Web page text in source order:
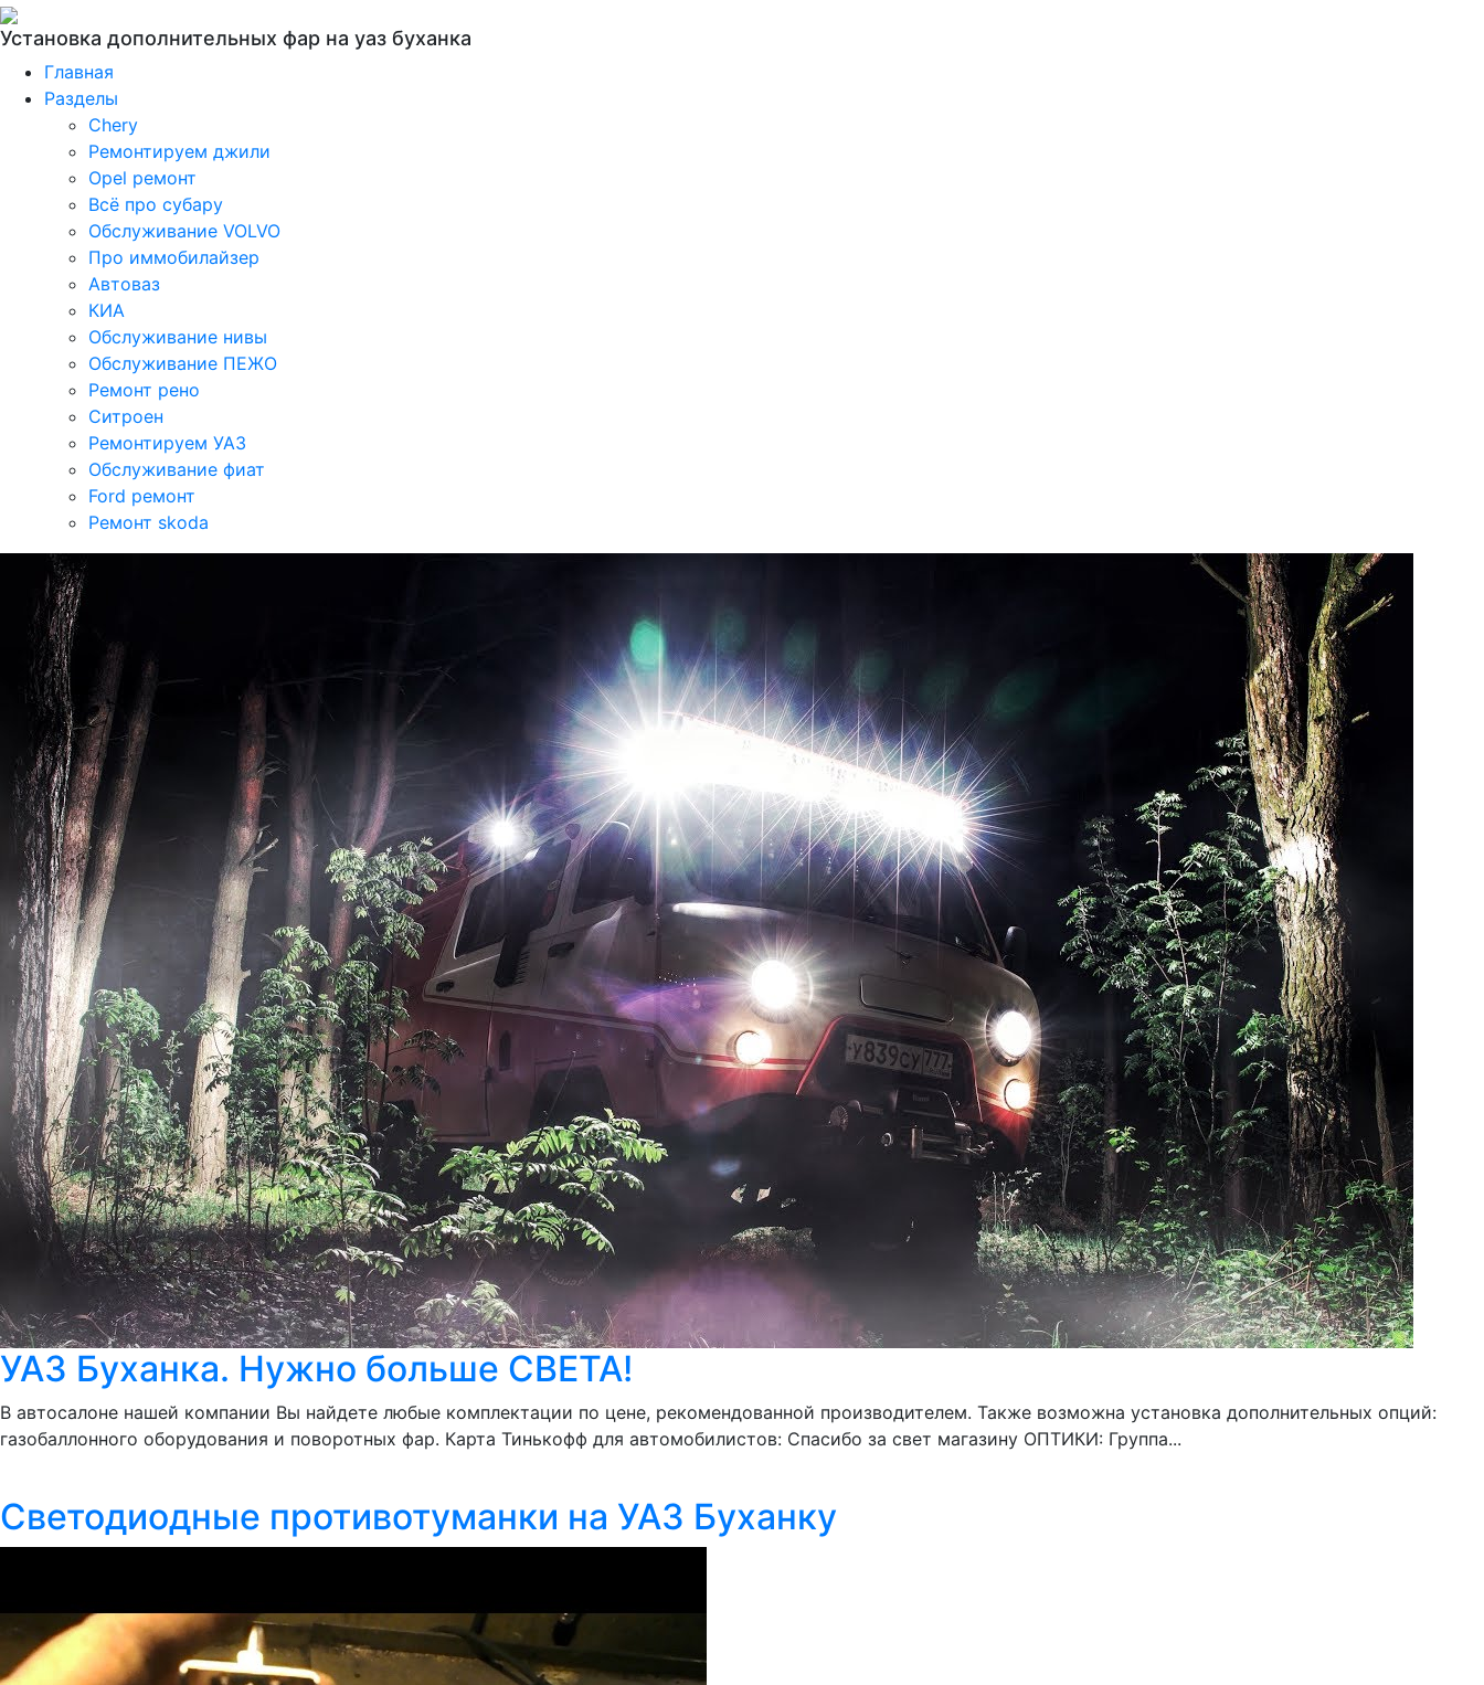
Установка дополнительных фар на уаз буханка
Главная
Разделы
Chery
Ремонтируем джили
Opel ремонт
Всё про субару
Обслуживание VOLVO
Про иммобилайзер
Автоваз
КИА
Обслуживание нивы
Обслуживание ПЕЖО
Ремонт рено
Ситроен
Ремонтируем УАЗ
Обслуживание фиат
Ford ремонт
Ремонт skoda
УАЗ Буханка. Нужно больше СВЕТА!
В автосалоне нашей компании Вы найдете любые комплектации по цене, рекомендованной производителем. Также возможна установка дополнительных опций:
газобаллонного оборудования и поворотных фар. Карта Тинькофф для автомобилистов: Спасибо за свет магазину ОПТИКИ: Группа...
Светодиодные противотуманки на УАЗ Буханку